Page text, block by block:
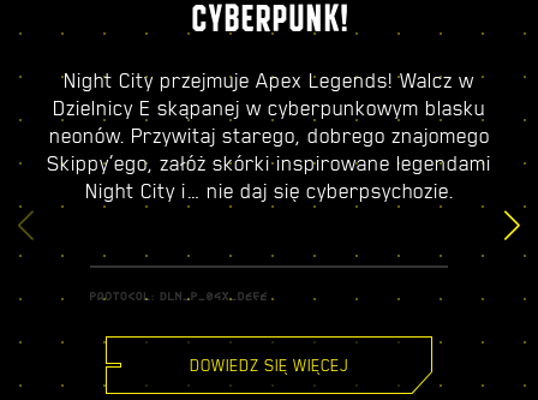
CYBERPUNK!
Night City przejmuje Apex Legends! Walcz w
Dzielnicy E skąpanej w cyberpunkowym blasku
neonów. Przywitaj starego, dobrego znajomego
Skippy’ego, załóż skórki inspirowane legendami
Night City i… nie daj się cyberpsychozie.
DOWIEDZ SIĘ WIĘCEJ